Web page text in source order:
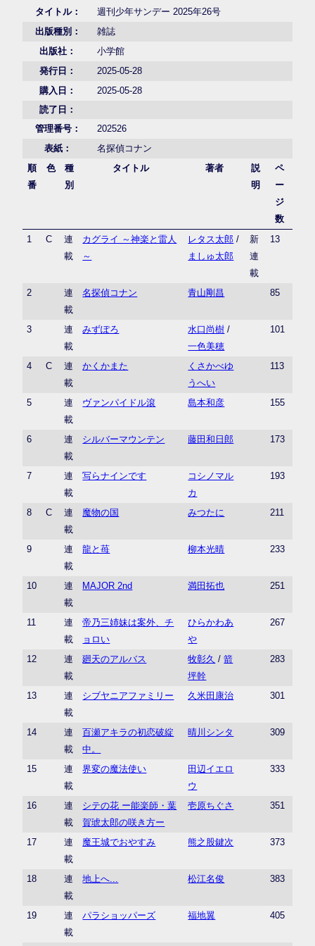
タイトル：
週刊少年サンデー 2025年26号
出版種別：
雑誌
出版社：
小学館
発行日：
2025-05-28
購入日：
2025-05-28
読了日：
管理番号：
202526
表紙：
名探偵コナン
順
番
色
種
別
タイトル 著者
説
明
ペ
ー
ジ
数
1
C
連
載
カグライ ～神楽と雷人
～
レタス太郎 /
ましゅ太郎
新
連
載
13
2
連
載
名探偵コナン 青山剛昌 85
3
連
載
みずぽろ 水口尚樹 /
一色美穂
101
4 C
連
載
かくかまた
くさかべゆ
うへい
113
5
連
載
ヴァンパイドル滾 島本和彦 155
6
連
載
シルバーマウンテン 藤田和日郎 173
7
連
載
写らナインです
コシノマル
カ
193
8 C
連
載
魔物の国 みつたに 211
9
連
載
龍と苺 柳本光晴 233
10
連
載
MAJOR 2nd 満田拓也 251
11
連
載
帝乃三姉妹は案外、チ
ョロい
ひらかわあ
や
267
12
連
載
廻天のアルバス 牧彰久 /箭
坪幹
283
13
連
載
シブヤニアファミリー 久米田康治 301
14
連
載
百瀬アキラの初恋破綻
中。
晴川シンタ 309
15
連
載
界変の魔法使い
田辺イエロ
ウ
333
16
連
載
シテの花 ー能楽師・葉
賀琥太郎の咲き方ー
壱原ちぐさ 351
17
連
載
魔王城でおやすみ 熊之股鍵次 373
18
連
載
地上へ... 松江名俊 383
19
連
載
パラショッパーズ 福地翼 405